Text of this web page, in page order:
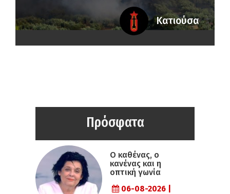
Κατιούσα
Πρόσφατα
Ο καθένας, ο
κανένας και η
οπτική γωνία
06-08-2026 |